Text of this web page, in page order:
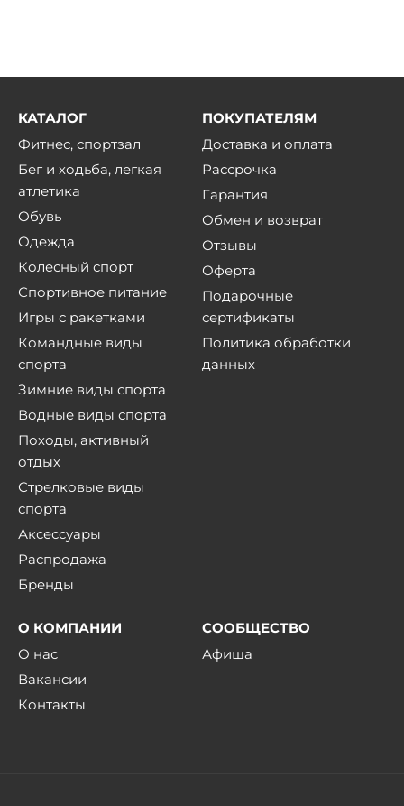
КАТАЛОГ
Фитнес, спортзал
Бег и ходьба, легкая
атлетика
Обувь
Одежда
Колесный спорт
Спортивное питание
Игры с ракетками
Командные виды
спорта
Зимние виды спорта
Водные виды спорта
Походы, активный
отдых
Стрелковые виды
спорта
Аксессуары
Распродажа
Бренды
ПОКУПАТЕЛЯМ
Доставка и оплата
Рассрочка
Гарантия
Обмен и возврат
Отзывы
Оферта
Подарочные
сертификаты
Политика обработки
данных
О КОМПАНИИ
О нас
Вакансии
Контакты
СООБЩЕСТВО
Афиша